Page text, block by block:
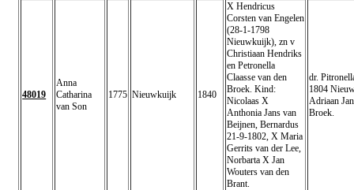
48019
Anna
Catharina
van Son
1775 Nieuwkuijk 1840
X Hendricus
Corsten van Engelen
(28-1-1798
Nieuwkuijk), zn v
Christiaan Hendriks
en Petronella
Claasse van den
Broek. Kind:
Nicolaas X
Anthonia Jans van
Beijnen, Bernardus
21-9-1802, X Maria
Gerrits van der Lee,
Norbarta X Jan
Wouters van den
Brant.
dr.
1804
Adriaan
Broek.